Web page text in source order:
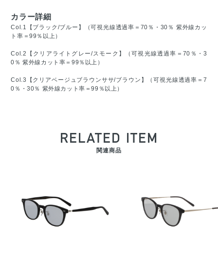
カラー詳細
Col.1【ブラック/ブルー】（可視光線透過率＝70％・30％ 紫外線カッ
ト率＝99％以上）
Col.2【クリアライトグレー/スモーク】（可視光線透過率＝70％・3
0％ 紫外線カット率＝99％以上）
Col.3【クリアベージュブラウンササ/ブラウン】（可視光線透過率＝7
0％・30％ 紫外線カット率＝99％以上）
RELATED ITEM
関連商品